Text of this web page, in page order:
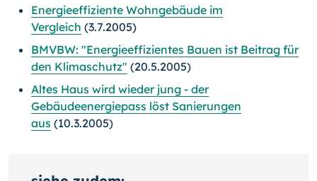
Energieeffiziente Wohngebäude im
Vergleich (3.7.2005)
BMVBW: "Energieeffizientes Bauen ist Beitrag für
den Klimaschutz" (20.5.2005)
Altes Haus wird wieder jung - der
Gebäudeenergiepass löst Sanierungen
aus (10.3.2005)